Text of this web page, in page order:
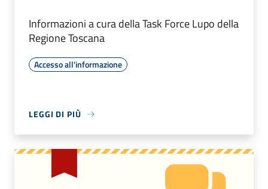
Informazioni a cura della Task Force Lupo della
Regione Toscana
Accesso all'informazione
LEGGI DI PIÙ